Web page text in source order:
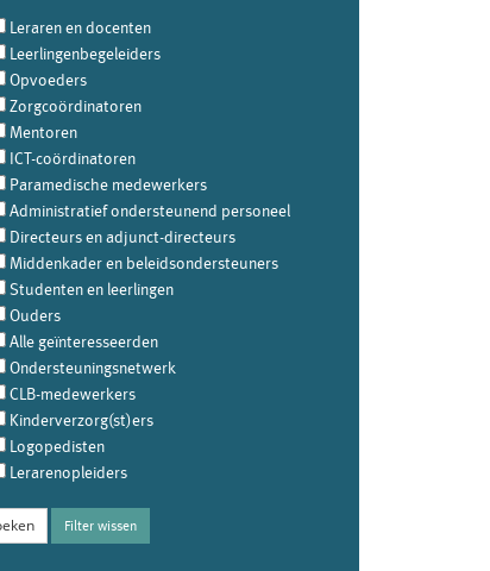
Leraren en docenten
Leerlingenbegeleiders
Opvoeders
Zorgcoördinatoren
Mentoren
ICT-coördinatoren
Paramedische medewerkers
Administratief ondersteunend personeel
Directeurs en adjunct-directeurs
Middenkader en beleidsondersteuners
Studenten en leerlingen
Ouders
Alle geïnteresseerden
Ondersteuningsnetwerk
CLB-medewerkers
Kinderverzorg(st)ers
Logopedisten
Lerarenopleiders
Filter wissen